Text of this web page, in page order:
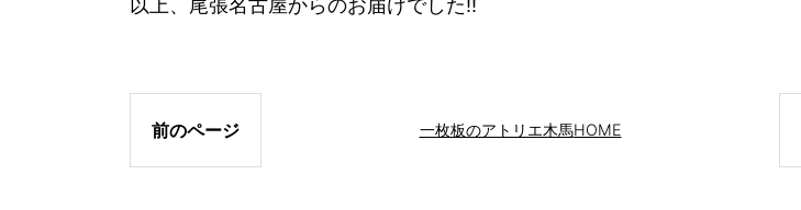
以上、尾張名古屋からのお届けでした!!
一枚板のアトリエ木馬HOME
前のページ